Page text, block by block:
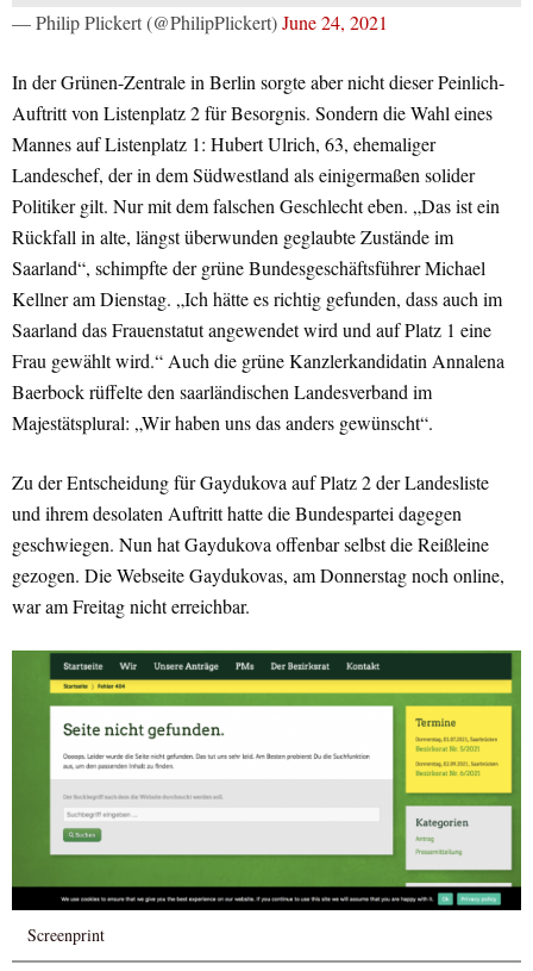
— Philip Plickert (@PhilipPlickert)June 24, 2021
In der Grünen-Zentrale in Berlin sorgte aber nicht dieser Peinlich-
Auftritt von Listenplatz 2 für Besorgnis. Sondern die Wahl eines
Mannes auf Listenplatz 1: Hubert Ulrich, 63, ehemaliger
Landeschef, der in dem Südwestland als einigermaßen solider
Politiker gilt. Nur mit dem falschen Geschlecht eben. „Das ist ein
Rückfall in alte, längst überwunden geglaubte Zustände im
Saarland“, schimpfte der grüne Bundesgeschäftsführer Michael
Kellner am Dienstag. „Ich hätte es richtig gefunden, dass auch im
Saarland das Frauenstatut angewendet wird und auf Platz 1 eine
Frau gewählt wird.“ Auch die grüne Kanzlerkandidatin Annalena
Baerbock rüffelte den saarländischen Landesverband im
Majestätsplural: „Wir haben uns das anders gewünscht“.
Zu der Entscheidung für Gaydukova auf Platz 2 der Landesliste
und ihrem desolaten Auftritt hatte die Bundespartei dagegen
geschwiegen. Nun hat Gaydukova offenbar selbst die Reißleine
gezogen. Die Webseite Gaydukovas, am Donnerstag noch online,
war am Freitag nicht erreichbar.
Screenprint